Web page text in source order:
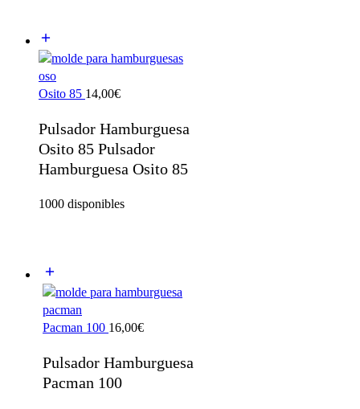
Osito 85 14,00€
Pulsador Hamburguesa
Osito 85 Pulsador
Hamburguesa Osito 85
1000 disponibles
Pacman 100 16,00€
Pulsador Hamburguesa
Pacman 100